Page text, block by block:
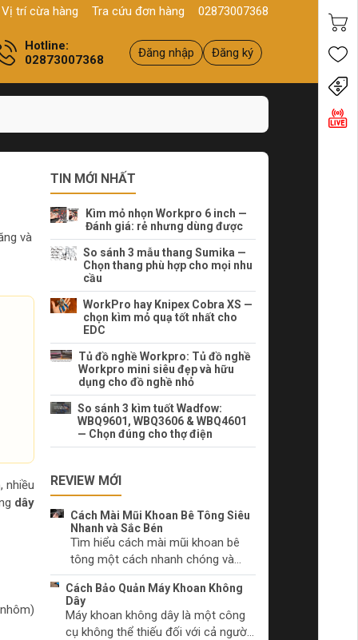
HCM Sản phẩm Chính hãng - Chất lượng
Vị trí cừa hàng Tra cứu đơn hàng 02873007368
Hotline:
02873007368
Đăng nhập Đăng ký
và
nhiều
dây
TIN MỚI NHẤT
Kìm mỏ nhọn Workpro 6 inch —
Đánh giá: rẻ nhưng dùng được
So sánh 3 mẫu thang Sumika —
Chọn thang phù hợp cho mọi nhu
cầu
WorkPro hay Knipex Cobra XS —
chọn kìm mỏ quạ tốt nhất cho
EDC
Tủ đồ nghề Workpro: Tủ đồ nghề
Workpro mini siêu đẹp và hữu
dụng cho đồ nghề nhỏ
So sánh 3 kìm tuốt Wadfow:
WBQ9601, WBQ3606 & WBQ4601
— Chọn đúng cho thợ điện
REVIEW MỚI
Cách Mài Mũi Khoan Bê Tông Siêu
Nhanh và Sắc Bén
Tìm hiểu cách mài mũi khoan bê
tông một cách nhanh chóng và
hiệu quả. Lựa chọn dụng cụ mài
phù hợp và kỹ thuật mài mũi khoan
đúng cách.
Cách Bảo Quản Máy Khoan Không
Dây
Máy khoan không dây là một công
cụ không thể thiếu đối với cả người